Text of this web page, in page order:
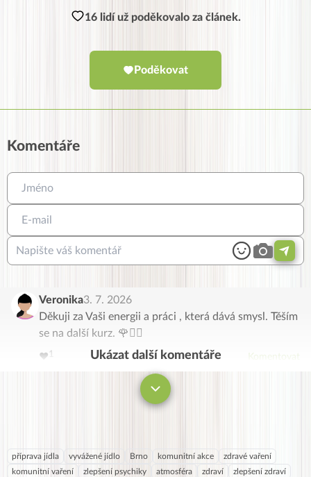
16 lidí už poděkovalo za článek.
Poděkovat
Komentáře
Veronika3. 7. 2026
Děkuji za Vaši energii a práci , která dává smysl. Těším
se na další kurz. 🌹🙋‍♀️
❤️ 16 Komentovat
Ukázat další komentáře
příprava jídla vyvážené jídlo Brno komunitní akce
zdravé vaření
komunitní vaření
zlepšení psychiky atmosféra zdraví zlepšení zdraví